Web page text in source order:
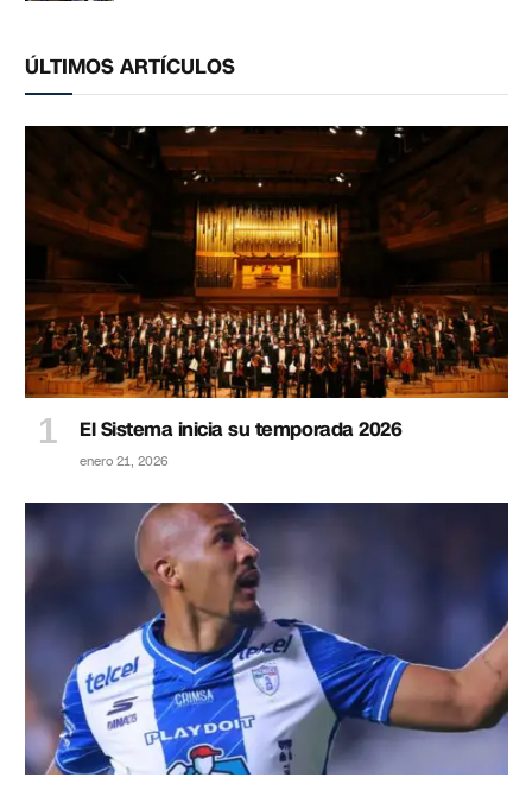
ÚLTIMOS ARTÍCULOS
El Sistema inicia su temporada 2026
enero 21, 2026